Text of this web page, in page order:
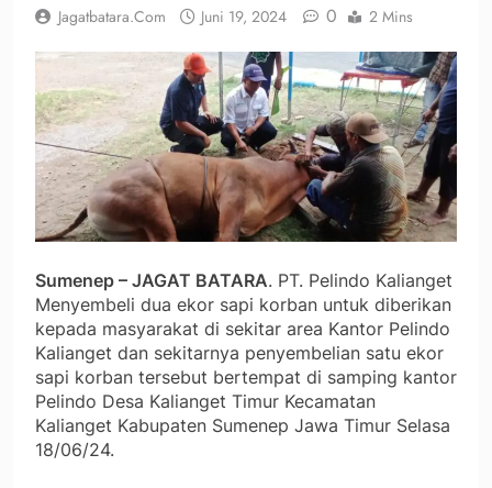
Jagatbatara.com Juni 19, 2024 0 2 Mins
Sumenep – JAGAT BATARA. PT. Pelindo Kalianget
Menyembeli dua ekor sapi korban untuk diberikan
kepada masyarakat di sekitar area Kantor Pelindo
Kalianget dan sekitarnya penyembelian satu ekor
sapi korban tersebut bertempat di samping kantor
Pelindo Desa Kalianget Timur Kecamatan
Kalianget Kabupaten Sumenep Jawa Timur Selasa
18/06/24.